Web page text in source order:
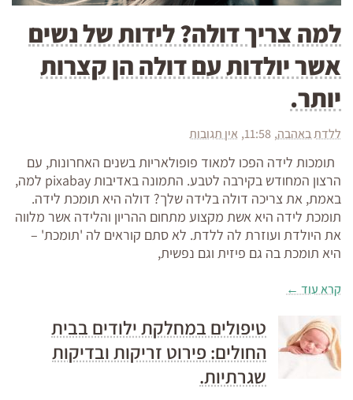
למה צריך דולה? לידות של נשים
אשר יולדות עם דולה הן קצרות
יותר.
ללדת באהבה 11:58 אין תגובות
תומכות לידה הפכו למאוד פופולאריות בשנים האחרונות, עם
הרצון המחודש בקירבה לטבע. התמונה באדיבות pixabay למה,
באמת, את צריכה דולה בלידה שלך? דולה היא תומכת לידה.
תומכת לידה היא אשת מקצוע מתחום ההריון והלידה אשר מלווה
את היולדת ועוזרת לה ללדת. לא סתם קוראים לה 'תומכת' –
היא תומכת בה גם פיזית וגם נפשית,
קרא עוד ←
טיפולים במחלקת ילודים בבית
החולים: פירוט זריקות ובדיקות
שגרתיות.